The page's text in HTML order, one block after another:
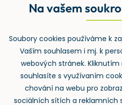
Rejstřík používaných zkratek v
Zpětný odběr
Na vašem
Soubory cookies používáme k
Vaším souhlasem i mj. k
webových stránek. Kliknutím
souhlasíte s využívaním
chování na webu pro
sociálních sítích a reklamních